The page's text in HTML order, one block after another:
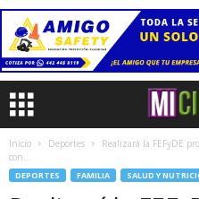
Inicio Deportes
Realizará la FEFyDE
con...
DEPORTES FAMILIA SALUD Y